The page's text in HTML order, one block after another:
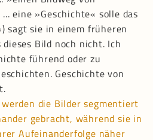
eine »Geschichte« solle das
sagt sie in einem früheren
Bild noch nicht. Ich
führend oder zu
Geschichte von
die Bilder segmentiert
gebracht, während sie in
Aufeinanderfolge näher